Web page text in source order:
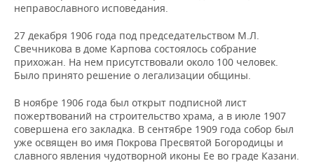
неправославного исповедания.
27 декабря 1906 года под председательством М.Л.
Свечникова в доме Карпова состоялось собрание
прихожан. На нем присутствовали около 100 человек.
Было принято решение о легализации общины.
В ноябре 1906 года был открыт подписной лист
пожертвований на строительство храма, а в июле 1907
совершена его закладка. В сентябре 1909 года собор был
уже освящен во имя Покрова Пресвятой Богородицы и
славного явления чудотворной иконы Ее во граде Казани.